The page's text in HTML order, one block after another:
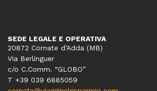
SEDE LEGALE E OPERATIVA
20872 Cornate d’Adda (MB)
Via Berlinguer
c/o C.Comm. “GLOBO”
T +39 039 6885059